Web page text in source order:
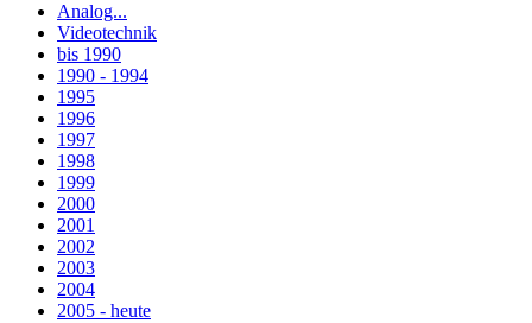
Analog...
Videotechnik
bis 1990
1990 - 1994
1995
1996
1997
1998
1999
2000
2001
2002
2003
2004
2005 - heute